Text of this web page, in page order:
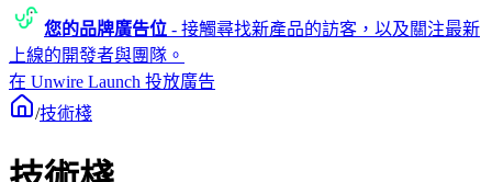
您的品牌廣告位 - 接觸尋找新產品的訪客，以及關注最新
上線的開發者與團隊。
在 Unwire Launch 投放廣告
/技術棧